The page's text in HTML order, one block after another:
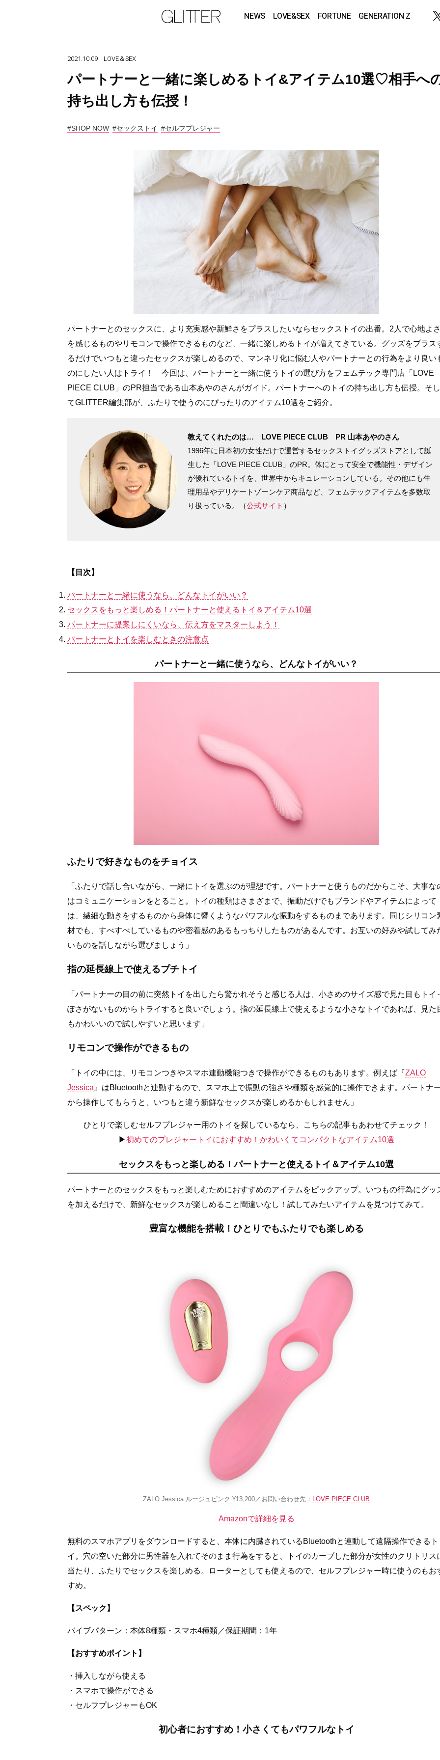
NEWS LOVE&SEX FORTUNE GENERATION Z
2021.10.09 LOVE＆SEX
パートナーと一緒に楽しめるトイ&アイテム10選♡相手へ
持ち出し方も伝授！
#SHOP NOW #セックストイ #セルフプレジャー
パートナーとのセックスに、より充実感や新鮮さをプラスしたいならセックストイの出番。2人で心地よ
を感じるものやリモコンで操作できるものなど、一緒に楽しめるトイが増えてきている。グッズをプラス
るだけでいつもと違ったセックスが楽しめるので、マンネリ化に悩む人やパートナーとの行為をより良い
のにしたい人はトライ！ 今回は、パートナーと一緒に使うトイの選び方をフェムテック専門店「LOVE
PIECE CLUB」のPR担当である山本あやのさんがガイド。パートナーへのトイの持ち出し方も伝授。そし
てGLITTER編集部が、ふたりで使うのにぴったりのアイテム10選をご紹介。
教えてくれたのは… LOVE PIECE CLUB PR 山本あやのさん
1996年に日本初の女性だけで運営するセックストイグッズストアとして誕
生した「LOVE PIECE CLUB」のPR。体にとって安全で機能性・デザイン
が優れているトイを、世界中からキュレーションしている。その他にも生
理用品やデリケートゾーンケア商品など、フェムテックアイテムを多数取
り扱っている。（公式サイト ）
【目次】
パートナーと一緒に使うなら、どんなトイがいい？
セックスをもっと楽しめる！パートナーと使えるトイ＆アイテム10選
パートナーに提案しにくいなら、伝え方をマスターしよう！
パートナーとトイを楽しむときの注意点
パートナーと一緒に使うなら、どんなトイがいい？
ふたりで好きなものをチョイス
「ふたりで話し合いながら、一緒にトイを選ぶのが理想です。パートナーと使うものだからこそ、大事な
はコミュニケーションをとること。トイの種類はさまざまで、振動だけでもブランドやアイテムによって
は、繊細な動きをするものから身体に響くようなパワフルな振動をするものまであります。同じシリコン
材でも、すべすべしているものや密着感のあるもっちりしたものがあるんです。お互いの好みや試してみ
いものを話しながら選びましょう」
指の延長線上で使えるプチトイ
「パートナーの目の前に突然トイを出したら驚かれそうと感じる人は、小さめのサイズ感で見た目もトイ
ぽさがないものからトライすると良いでしょう。指の延長線上で使えるような小さなトイであれば、見た
もかわいいので試しやすいと思います」
リモコンで操作ができるもの
「トイの中には、リモコンつきやスマホ連動機能つきで操作ができるものもあります。例えば『ZALO
Jessica 』はBluetoothと連動するので、スマホ上で振動の強さや種類を感覚的に操作できます。パートナ
から操作してもらうと、いつもと違う新鮮なセックスが楽しめるかもしれません」
ひとりで楽しむセルフプレジャー用のトイを探しているなら、こちらの記事もあわせてチェック！
▶︎初めてのプレジャートイにおすすめ！かわいくてコンパクトなアイテム10選
セックスをもっと楽しめる！パートナーと使えるトイ＆アイテム10選
パートナーとのセックスをもっと楽しむためにおすすめのアイテムをピックアップ。いつもの行為にグッ
を加えるだけで、新鮮なセックスが楽しめること間違いなし！試してみたいアイテムを見つけてみて。
豊富な機能を搭載！ひとりでもふたりでも楽しめる
ZALO Jessica ルージュピンク ¥13,200／お問い合わせ先： LOVE PIECE CLUB
Amazonで詳細を見る
無料のスマホアプリをダウンロードすると、本体に内臓されているBluetoothと連動して遠隔操作できるト
イ。穴の空いた部分に男性器を入れてそのまま行為をすると、トイのカーブした部分が女性のクリトリス
当たり、ふたりでセックスを楽しめる。ローターとしても使えるので、セルフプレジャー時に使うのもお
すめ。
【スペック】
バイブパターン：本体8種類・スマホ4種類／保証期間：1年
【おすすめポイント】
・挿入しながら使える
・スマホで操作ができる
・セルフプレジャーもOK
初心者におすすめ！小さくてもパワフルなトイ